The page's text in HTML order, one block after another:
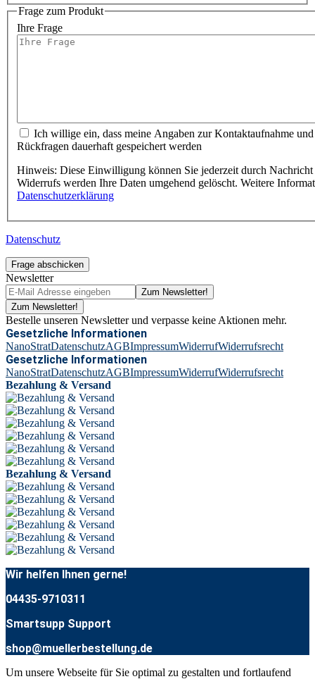
Frage zum Produkt
Ihre Frage
Ich willige ein, dass meine Angaben zur Kontaktaufnahme
Rückfragen dauerhaft gespeichert werden
Hinweis: Diese Einwilligung können Sie jederzeit durch
Widerrufs werden Ihre Daten umgehend gelöscht. Weitere
Datenschutzerklärung
Datenschutz
Frage abschicken
Newsletter
Zum Newsletter!
Zum Newsletter!
Bestelle unseren Newsletter und verpasse keine Aktionen mehr.
Gesetzliche Informationen
NanoStratDatenschutzAGBImpressumWiderrufWiderrufsrecht
Gesetzliche Informationen
NanoStratDatenschutzAGBImpressumWiderrufWiderrufsrecht
Bezahlung & Versand
Bezahlung & Versand
Wir helfen Ihnen gerne!
04435-9710311
Smartsupp Support
shop@muellerbestellung.de
Um unsere Webseite für Sie optimal zu gestalten und fortlaufend